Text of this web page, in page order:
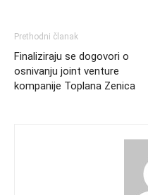
Prethodni članak
Finaliziraju se dogovori o
osnivanju joint venture
kompanije Toplana Zenica